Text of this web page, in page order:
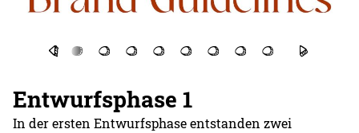
Entwurfsphase 1
In der ersten Entwurfsphase entstanden zwei